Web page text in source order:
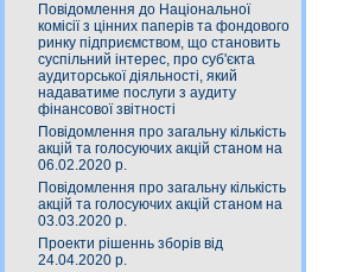
Повідомлення до Національної
комісії з цінних паперів та фондового
ринку підприємством, що становить
суспільний інтерес, про суб'єкта
аудиторської діяльності, який
надаватиме послуги з аудиту
фінансової звітності
Повідомлення про загальну кількість
акцій та голосуючих акцій станом на
06.02.2020 р.
Повідомлення про загальну кількість
акцій та голосуючих акцій станом на
03.03.2020 р.
Проекти рішеннь зборів від
24.04.2020 р.